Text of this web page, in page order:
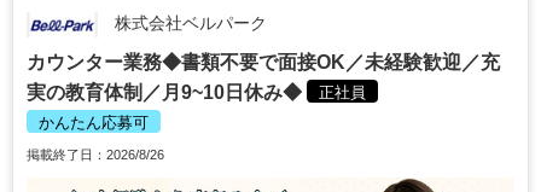
株式会社ベルパーク
カウンター業務◆書類不要で面接OK／未経験歓迎／充
実の教育体制／月9~10日休み◆
正社員
かんたん応募可
掲載終了日：2026/8/26